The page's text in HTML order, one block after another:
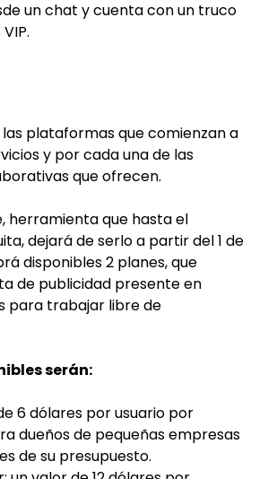
un chat y cuenta con un truco
plataformas que comienzan a
y por cada una de las
que ofrecen.
herramienta que hasta el
dejará de serlo a partir del 1 de
disponibles 2 planes, que
de publicidad presente en
para trabajar libre de
serán:
6 dólares por usuario por
dueños de pequeñas empresas
de su presupuesto.